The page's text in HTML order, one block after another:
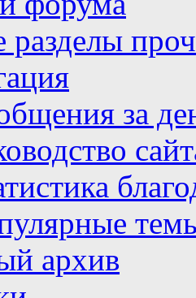
разделы
за
архив